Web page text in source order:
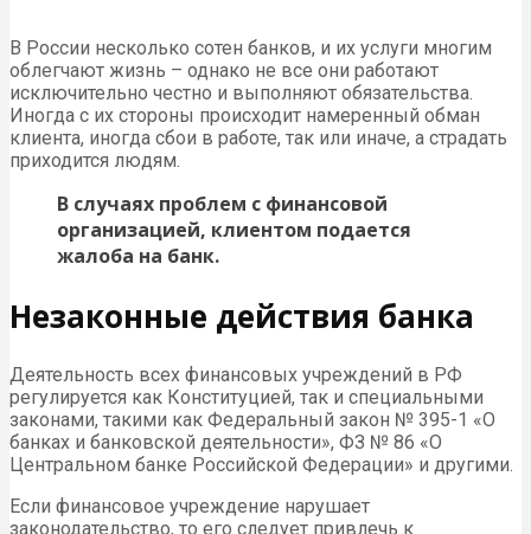
В России несколько сотен банков, и их услуги многим
облегчают жизнь – однако не все они работают
исключительно честно и выполняют обязательства.
Иногда с их стороны происходит намеренный обман
клиента, иногда сбои в работе, так или иначе, а страдать
приходится людям.
В случаях проблем с финансовой
организацией, клиентом подается
жалоба на банк.
Незаконные действия банка
Деятельность всех финансовых учреждений в РФ
регулируется как Конституцией, так и специальными
законами, такими как Федеральный закон № 395-1 «О
банках и банковской деятельности», ФЗ № 86 «О
Центральном банке Российской Федерации» и другими.
Если финансовое учреждение нарушает
законодательство, то его следует привлечь к